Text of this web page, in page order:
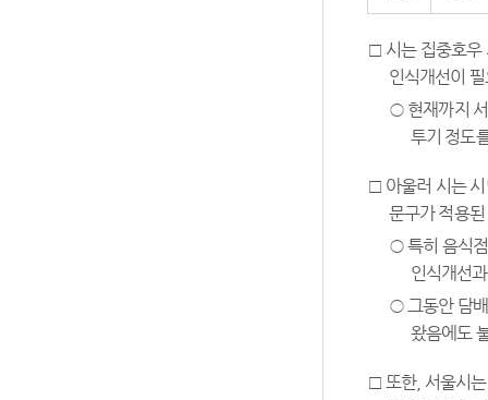
□ 시는 집중호우
인식개선이
○ 현재까지
투기 정도
□ 아울러 시는 시
문구가 적용
○ 특히 음식
인식개선
○ 그동안 담
왔음에도
□ 또한, 서울시